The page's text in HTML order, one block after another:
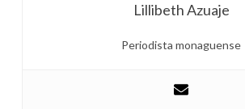
Lillibeth Azuaje
Periodista monaguense